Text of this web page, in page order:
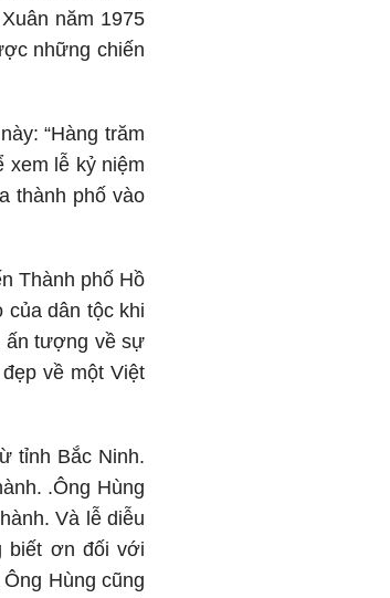
năm 1975
những chiến
“Hàng trăm
xem lễ kỷ niệm
thành phố vào
Thành phố Hồ
của dân tộc khi
ấn tượng về sự
về một Việt
tỉnh Bắc Ninh.
.Ông Hùng
Và lễ diễu
biết ơn đối với
Hùng cũng